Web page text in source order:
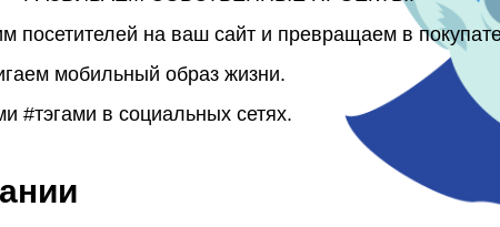
посетителей на ваш сайт и превращаем в
мобильный образ жизни.
#тэгами в социальных сетях.